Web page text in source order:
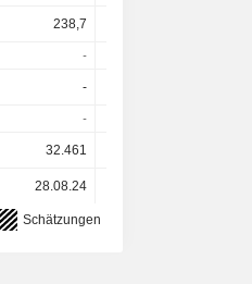
238,7
-
-
-
32.461
28.08.24
Schätzungen